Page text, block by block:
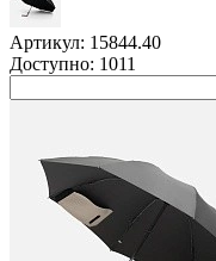
Артикул: 15844.40
Доступно: 1011